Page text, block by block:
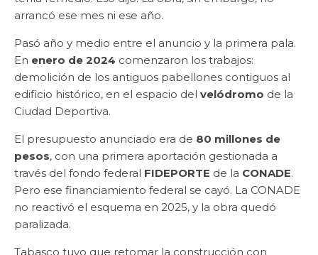
arrancó ese mes ni ese año.
Pasó año y medio entre el anuncio y la primera pala.
En enero de 2024 comenzaron los trabajos:
demolición de los antiguos pabellones contiguos al
edificio histórico, en el espacio del velódromo de la
Ciudad Deportiva.
El presupuesto anunciado era de 80 millones de
pesos, con una primera aportación gestionada a
través del fondo federal FIDEPORTE de la CONADE.
Pero ese financiamiento federal se cayó. La CONADE
no reactivó el esquema en 2025, y la obra quedó
paralizada.
Tabasco tuvo que retomar la construcción con